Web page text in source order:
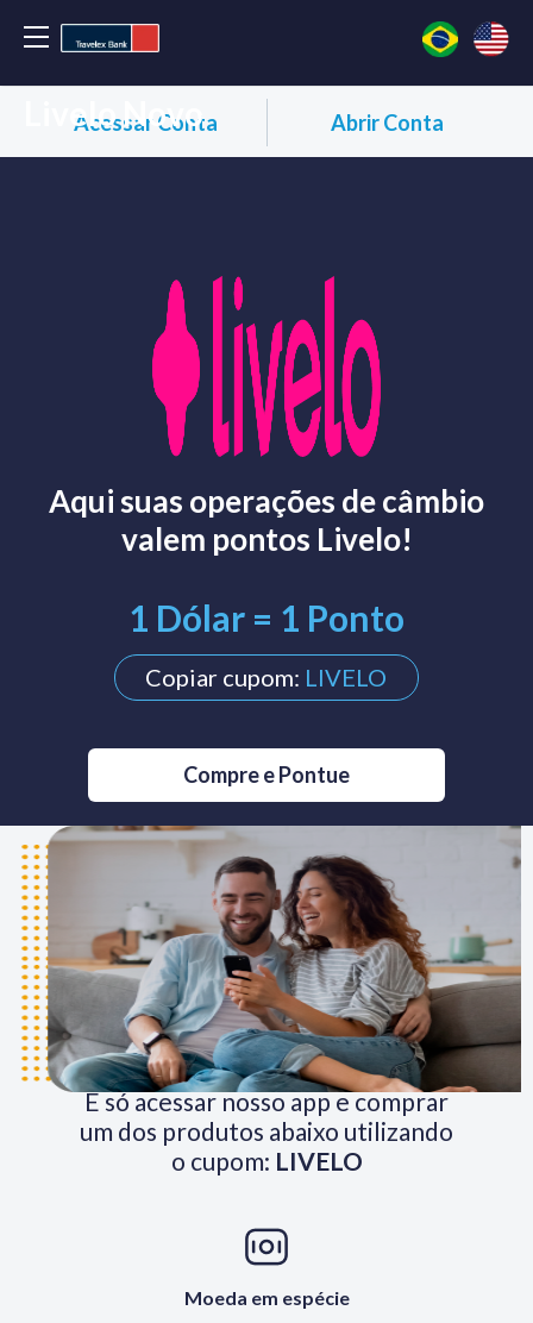
Acessar Conta Abrir Conta
Livelo Novo
Aqui suas operações de câmbio
valem pontos Livelo!
1 Dólar = 1 Ponto
Copiar cupom: LIVELO
Compre e Pontue
Veja como é fácil ganhar seus
pontos!
É só acessar nosso app e comprar
um dos produtos abaixo utilizando
o cupom: LIVELO
Moeda em espécie